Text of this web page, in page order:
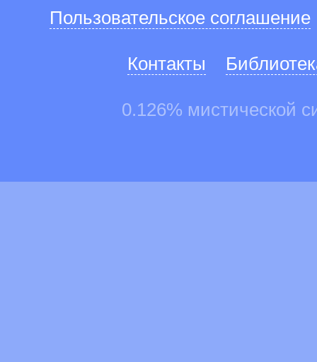
Пользовательское соглашение
Контакты
0.126% мистической